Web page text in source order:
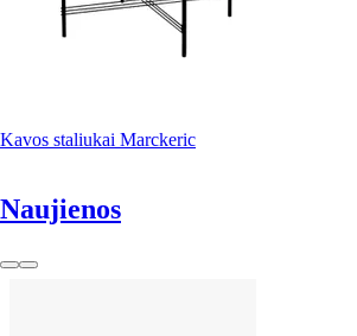
Kavos staliukai Marckeric
Naujienos